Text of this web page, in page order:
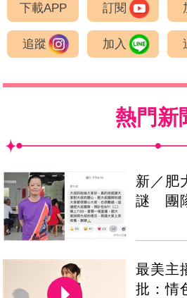
下載APP 訂閱
追蹤 加入
熱門新
新／肥
謎 團
最美主
批：情